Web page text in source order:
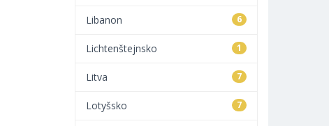
6
Libanon
1
Lichtenštejnsko
7
Litva
7
Lotyšsko